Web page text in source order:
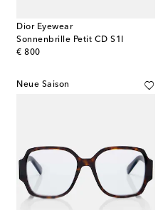
Dior Eyewear
Sonnenbrille Petit CD S1I
€ 800
original price
Neue Saison